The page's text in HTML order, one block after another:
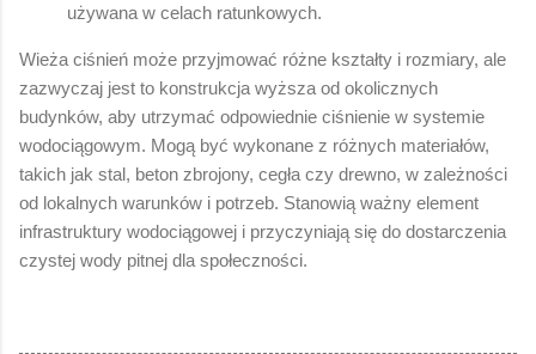
używana w celach ratunkowych.
Wieża ciśnień może przyjmować różne kształty i rozmiary, ale
zazwyczaj jest to konstrukcja wyższa od okolicznych
budynków, aby utrzymać odpowiednie ciśnienie w systemie
wodociągowym. Mogą być wykonane z różnych materiałów,
takich jak stal, beton zbrojony, cegła czy drewno, w zależności
od lokalnych warunków i potrzeb. Stanowią ważny element
infrastruktury wodociągowej i przyczyniają się do dostarczenia
czystej wody pitnej dla społeczności.